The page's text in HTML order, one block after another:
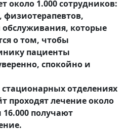
около 1.000 сотрудников:
физиотерапевтов,
которые
о том, чтобы
пациенты
спокойно и
отделениях
проходят лечение около
16.000 получают